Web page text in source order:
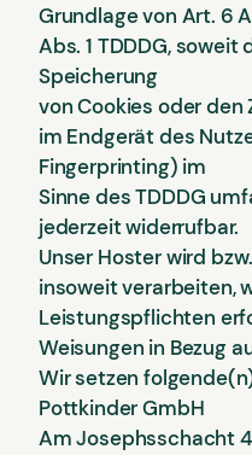
Grundlage von Art. 6
Abs. 1 TDDDG, soweit
Speicherung
von Cookies oder
im Endgerät des
Fingerprinting) im
Sinne des TDDDG
jederzeit widerrufbar.
Unser Hoster wird
insoweit verarbeiten,
Leistungspflichten
Weisungen in Bezug
Wir setzen
Pottkinder GmbH
Am Josephsschacht